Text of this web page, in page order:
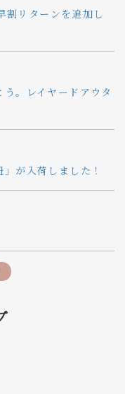
リターンを追加し
。レイヤードアウタ
が入荷しました！